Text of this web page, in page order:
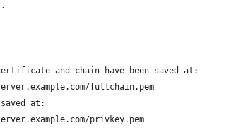
and chain have been saved at:
fullchain.pem
at:
privkey.pem